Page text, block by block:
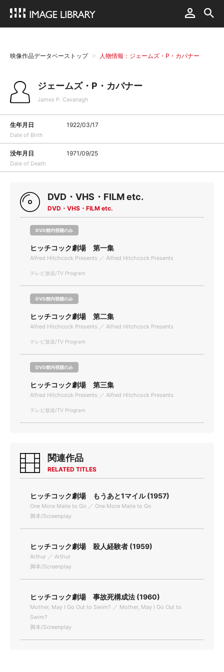
映像作品データベーストップ 人物情報：ジェームズ・P・カバナー
ジェームズ・P・カバナー
James P. Cavanagh
生年月日
Date of Birth
1922/03/17
没年月日
Date of Death
1971/09/25
DVD・VHS・FILM etc.
DVD・VHS・FILM etc.
DVD館内視聴のみ
ヒッチコック劇場 第一集
Alfred Hitchcock Presents ／ Alfred Hitchcock Presents
テレビ放送/TV Program
DVD館内視聴のみ
ヒッチコック劇場 第二集
Alfred Hitchcock Presents ／ Alfred Hitchcock Presents
テレビ放送/TV Program
DVD館内視聴のみ
ヒッチコック劇場 第三集
Alfred Hitchcock Presents ／ Alfred Hitchcock Presents
テレビ放送/TV Program
関連作品
RELATED TITLES
ヒッチコック劇場 もうあと1マイル (1957)
One More Maile to Go ／ One More Maile to Go
脚本/Screenplay
ヒッチコック劇場 殺人経験者 (1959)
Arthur ／ Arthur
脚本/Screenplay
ヒッチコック劇場 事故死構成法 (1960)
Mother, May I Go Out to Swim? ／ Mother, May I Go Out to
Swim?
脚本/Screenplay